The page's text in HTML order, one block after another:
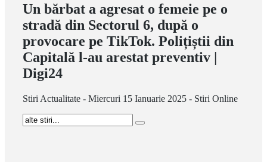
Un bărbat a agresat o femeie pe o
stradă din Sectorul 6, după o
provocare pe TikTok. Polițiștii din
Capitală l-au arestat preventiv |
Digi24
Stiri Actualitate - Miercuri 15 Ianuarie 2025 - Stiri Online